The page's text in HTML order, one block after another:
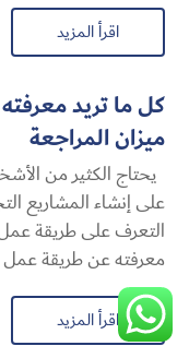
اقرأ المزيد
كل ما تريد
ميزان المراجعة
يحتاج الكثير من
على إنشاء المشاريع
التعرف على طريقة
معرفته عن طريقة عمل
اقرأ المزيد